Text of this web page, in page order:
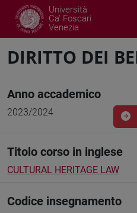
Università
Ca' Foscari
Venezia
DIRITTO DEI
Anno accademico
2023/2024
Titolo corso in inglese
CULTURAL HERITAGE LAW
Codice insegnamento